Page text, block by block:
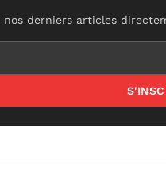
nos derniers articles